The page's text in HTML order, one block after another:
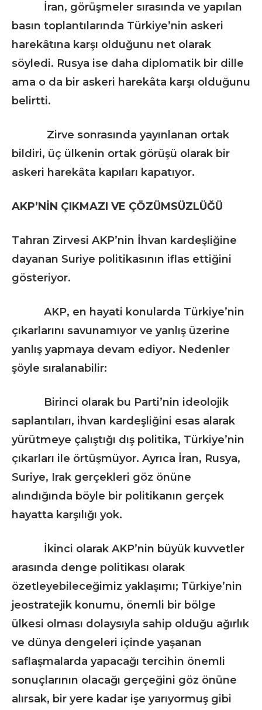
İran, görüşmeler sırasında ve yapılan
basın toplantılarında Türkiye’nin askeri
harekâtına karşı olduğunu net olarak
söyledi. Rusya ise daha diplomatik bir dille
ama o da bir askeri harekâta karşı olduğunu
belirtti.
Zirve sonrasında yayınlanan ortak
bildiri, üç ülkenin ortak görüşü olarak bir
askeri harekâta kapıları kapatıyor.
AKP’NİN ÇIKMAZI VE ÇÖZÜMSÜZLÜĞÜ
Tahran Zirvesi AKP’nin İhvan kardeşliğine
dayanan Suriye politikasının iflas ettiğini
gösteriyor.
AKP, en hayati konularda Türkiye’nin
çıkarlarını savunamıyor ve yanlış üzerine
yanlış yapmaya devam ediyor. Nedenler
şöyle sıralanabilir:
Birinci olarak bu Parti’nin ideolojik
saplantıları, ihvan kardeşliğini esas alarak
yürütmeye çalıştığı dış politika, Türkiye’nin
çıkarları ile örtüşmüyor. Ayrıca İran, Rusya,
Suriye, Irak gerçekleri göz önüne
alındığında böyle bir politikanın gerçek
hayatta karşılığı yok.
İkinci olarak AKP’nin büyük kuvvetler
arasında denge politikası olarak
özetleyebileceğimiz yaklaşımı; Türkiye’nin
jeostratejik konumu, önemli bir bölge
ülkesi olması dolaysıyla sahip olduğu ağırlık
ve dünya dengeleri içinde yaşanan
saflaşmalarda yapacağı tercihin önemli
sonuçlarının olacağı gerçeğini göz önüne
alırsak, bir yere kadar işe yarıyormuş gibi